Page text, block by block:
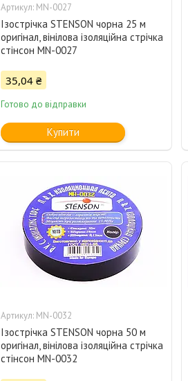
MN-0027
Ізострічка STENSON чорна 25 м
оригінал, вінілова ізоляційна стрічка
стінсон MN-0027
35,04 ₴
Готово до відправки
Купити
MN-0032
Ізострічка STENSON чорна 50 м
оригінал, вінілова ізоляційна стрічка
стінсон MN-0032